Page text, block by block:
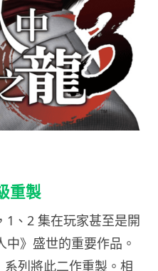
重製
1、2 集在玩家甚至是開
》盛世的重要作品。
系列將此二作重製。相